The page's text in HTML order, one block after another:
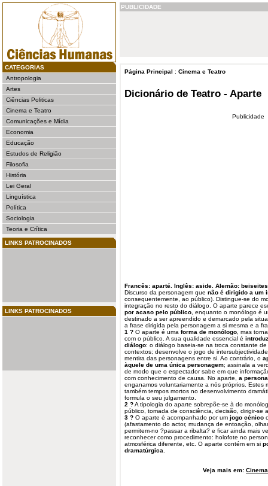
CATEGORIAS
Antropologia
Artes
Ciências Politicas
Cinema e Teatro
Comunicações e Mídia
Economia
Educação
Estudos de Religião
Filosofia
História
Lei Geral
Linguística
Política
Sociologia
Teoria e Crítica
LINKS PATROCINADOS
LINKS PATROCINADOS
PUBLICIDADE
Página Principal : Cinema e Teatro
Dicionário de Teatro - Aparte
Publicidade
Francês: aparté. Inglês: aside. Alemão:
Discurso da personagem que não é dirigido a um
consequentemente, ao público). Distingue-se do
integração no resto do diálogo. O aparte parece
por acaso pelo público , enquanto o monólogo é
destinado a ser apreendido e demarcado pela
a frase dirigida pela personagem a si mesma e a
1 ? O aparte é uma forma de monólogo , mas
com o público. A sua qualidade essencial é
diálogo: o diálogo baseia-se na troca constante
contextos; desenvolve o jogo de
mentira das personagens entre si. Ao contrário, o
àquele de uma única personagem; assinala a
de modo que o espectador sabe em que
com conhecimento de causa. No aparte, a
enganamos voluntariamente a nós próprios. Estes
também tempos mortos no desenvolvimento
formula o seu julgamento.
2 ?A tipologia do aparte sobrepõe-se à do
público, tomada de consciência, decisão, dirigir-se
3 ? O aparte é acompanhado por um jogo cénico
(afastamento do actor, mudança de entoação,
permitem-no ?passar a ribalta? e ficar ainda mais
reconhecer como procedimento: holofote no
atmosférica diferente, etc. O aparte contém em si
dramatúrgica
Veja mais em: